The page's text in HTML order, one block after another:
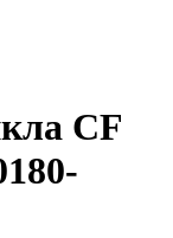
CF